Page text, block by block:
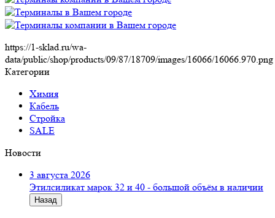
https://1-sklad.ru/wa-
data/public/shop/products/09/87/18709/images/16066/16066.970.png
Категории
Химия
Кабель
Стройка
SALE
Новости
3 августа 2026
Этилсиликат марок 32 и 40 - большой объём в наличии
Назад